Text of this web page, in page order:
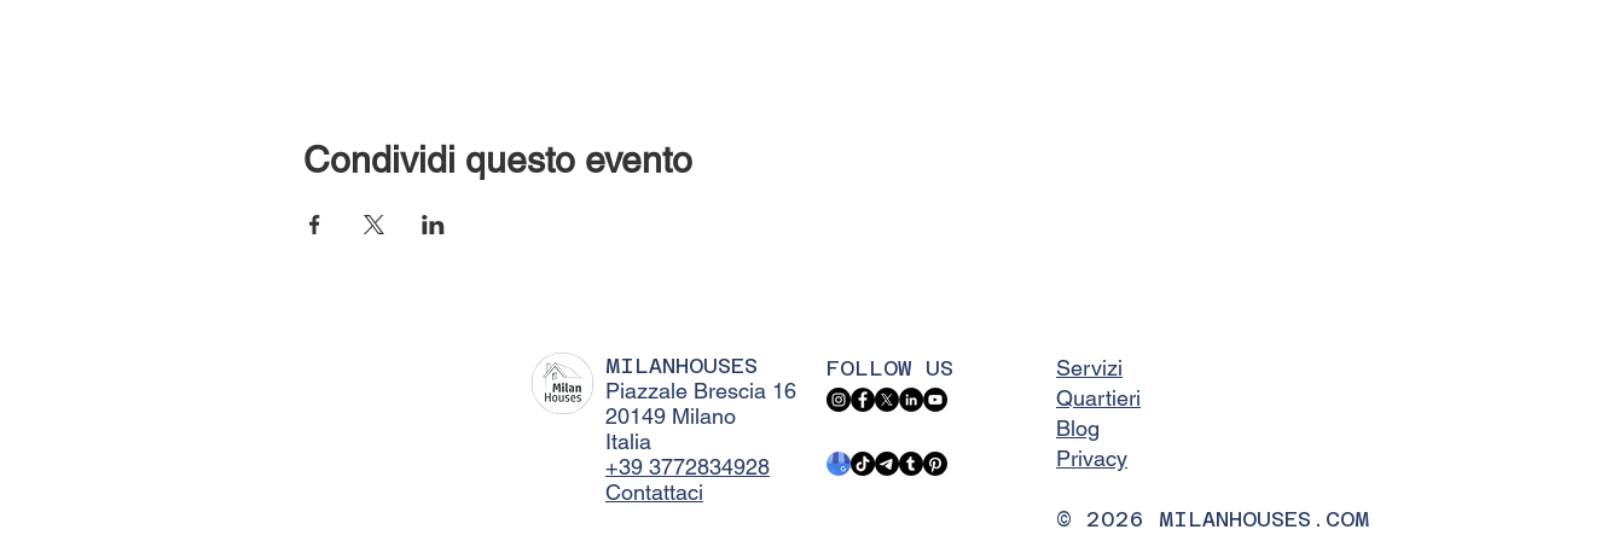
Condividi questo evento
MILANHOUSES
Piazzale Brescia 16
20149 Milano
Italia
+39 3772834928
Contattaci
FOLLOW US
Servizi
Quartieri
Blog
Privacy
© 2026 MILANHOUSES.COM